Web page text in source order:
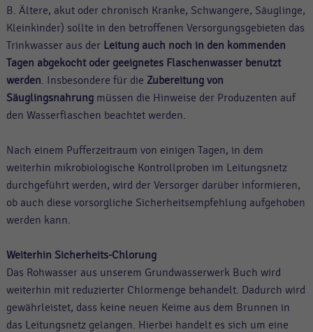
B. Ältere, akut oder chronisch Kranke, Schwangere, Säuglinge,
Kleinkinder) sollte in den betroffenen Versorgungsgebieten das
Trinkwasser aus der Leitung auch noch in den kommenden
Tagen abgekocht oder geeignetes Flaschenwasser benutzt
werden. Insbesondere für die Zubereitung von
Säuglingsnahrungmüssen die Hinweise der Produzenten auf
den Wasserflaschen beachtet werden.
Nach einem Pufferzeitraum von einigen Tagen, in dem
weiterhin mikrobiologische Kontrollproben im Leitungsnetz
durchgeführt werden, wird der Versorger darüber informieren,
ob auch diese vorsorgliche Sicherheitsempfehlung aufgehoben
werden kann.
Weiterhin Sicherheits-Chlorung
Das Rohwasser aus unserem Grundwasserwerk Buch wird
weiterhin mit reduzierter Chlormenge behandelt. Dadurch wird
gewährleistet, dass keine neuen Keime aus dem Brunnen in
das Leitungsnetz gelangen. Hierbei handelt es sich um eine